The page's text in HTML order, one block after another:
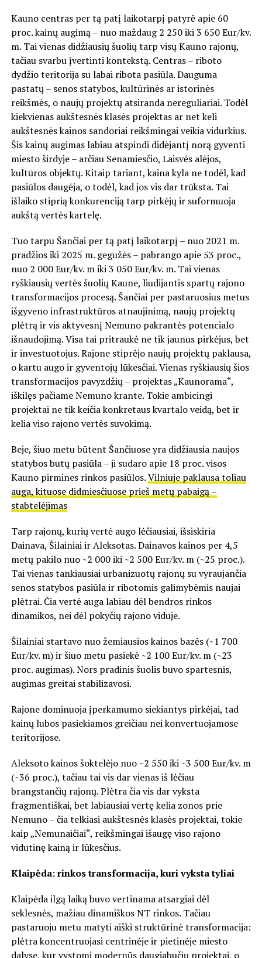
Kauno centras per tą patį laikotarpį patyrė apie 60
proc. kainų augimą – nuo maždaug 2 250 iki 3 650 Eur/kv.
m. Tai vienas didžiausių šuolių tarp visų Kauno rajonų,
tačiau svarbu įvertinti kontekstą. Centras – riboto
dydžio teritorija su labai ribota pasiūla. Dauguma
pastatų – senos statybos, kultūrinės ar istorinės
reikšmės, o naujų projektų atsiranda nereguliariai. Todėl
kiekvienas aukštesnės klasės projektas ar net keli
aukštesnės kainos sandoriai reikšmingai veikia vidurkius.
Šis kainų augimas labiau atspindi didėjantį norą gyventi
miesto širdyje – arčiau Senamiesčio, Laisvės alėjos,
kultūros objektų. Kitaip tariant, kaina kyla ne todėl, kad
pasiūlos daugėja, o todėl, kad jos vis dar trūksta. Tai
išlaiko stiprią konkurenciją tarp pirkėjų ir suformuoja
aukštą vertės kartelę.
Tuo tarpu Šančiai per tą patį laikotarpį – nuo 2021 m.
pradžios iki 2025 m. gegužės – pabrango apie 53 proc.,
nuo 2 000 Eur/kv. m iki 3 050 Eur/kv. m. Tai vienas
ryškiausių vertės šuolių Kaune, liudijantis spartų rajono
transformacijos procesą. Šančiai per pastaruosius metus
išgyveno infrastruktūros atnaujinimą, naujų projektų
plėtrą ir vis aktyvesnį Nemuno pakrantės potencialo
išnaudojimą. Visa tai pritraukė ne tik jaunus pirkėjus, bet
ir investuotojus. Rajone stiprėjo naujų projektų paklausa,
o kartu augo ir gyventojų lūkesčiai. Vienas ryškiausių šios
transformacijos pavyzdžių – projektas „Kaunorama“,
iškilęs pačiame Nemuno krante. Tokie ambicingi
projektai ne tik keičia konkretaus kvartalo veidą, bet ir
kelia viso rajono vertės suvokimą.
Beje, šiuo metu būtent Šančiuose yra didžiausia naujos
statybos butų pasiūla – ji sudaro apie 18 proc. visos
Kauno pirmines rinkos pasiūlos.Vilniuje paklausa toliau
auga, kituose didmiesčiuose prieš metų pabaigą –
stabtelėjimas
Tarp rajonų, kurių vertė augo lėčiausiai, išsiskiria
Dainava, Šilainiai ir Aleksotas. Dainavos kainos per 4,5
metų pakilo nuo ~2 000 iki ~2 500 Eur/kv. m (~25 proc.).
Tai vienas tankiausiai urbanizuotų rajonų su vyraujančia
senos statybos pasiūla ir ribotomis galimybėmis naujai
plėtrai. Čia vertė auga labiau dėl bendros rinkos
dinamikos, nei dėl pokyčių rajono viduje.
Šilainiai startavo nuo žemiausios kainos bazės (~1 700
Eur/kv. m) ir šiuo metu pasiekė ~2 100 Eur/kv. m (~23
proc. augimas). Nors pradinis šuolis buvo spartesnis,
augimas greitai stabilizavosi.
Rajone dominuoja įperkamumo siekiantys pirkėjai, tad
kainų lubos pasiekiamos greičiau nei konvertuojamose
teritorijose.
Aleksoto kainos šoktelėjo nuo ~2 550 iki ~3 500 Eur/kv. m
(~36 proc.), tačiau tai vis dar vienas iš lėčiau
brangstančių rajonų. Plėtra čia vis dar vyksta
fragmentiškai, bet labiausiai vertę kelia zonos prie
Nemuno – čia telkiasi aukštesnės klasės projektai, tokie
kaip „Nemunaičiai“, reikšmingai išaugę viso rajono
vidutinę kainą ir lūkesčius.
Klaipėda: rinkos transformacija, kuri vyksta tyliai
Klaipėda ilgą laiką buvo vertinama atsargiai dėl
seklesnės, mažiau dinamiškos NT rinkos. Tačiau
pastaruoju metu matyti aiški struktūrinė transformacija:
plėtra koncentruojasi centrinėje ir pietinėje miesto
dalyse, kur vystomi modernūs daugiabučių projektai, o